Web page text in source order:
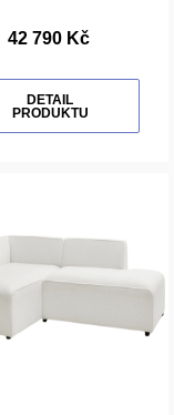
42 790 Kč
DETAIL
PRODUKTU